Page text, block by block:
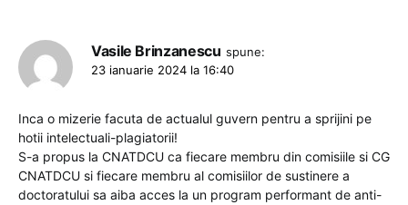
Vasile Brinzanescu spune:
23 ianuarie 2024 la 16:40
Inca o mizerie facuta de actualul guvern pentru a sprijini pe
hotii intelectuali-plagiatorii!
S-a propus la CNATDCU ca fiecare membru din comisiile si CG
CNATDCU si fiecare membru al comisiilor de sustinere a
doctoratului sa aiba acces la un program performant de anti-